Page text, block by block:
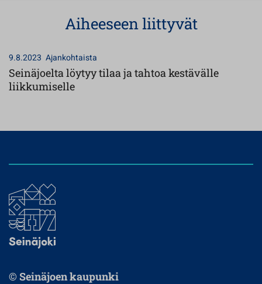
Aiheeseen liittyvät
9.8.2023 Ajankohtaista
Seinäjoelta löytyy tilaa ja tahtoa kestävälle
liikkumiselle
© Seinäjoen kaupunki